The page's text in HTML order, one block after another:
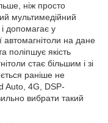
ніж просто
мультимедійний
допомагає у
автомагнітоли на дане
поліпшує якість
стає більшим і зі
раніше не
Auto, 4G, DSP-
вибрати такий